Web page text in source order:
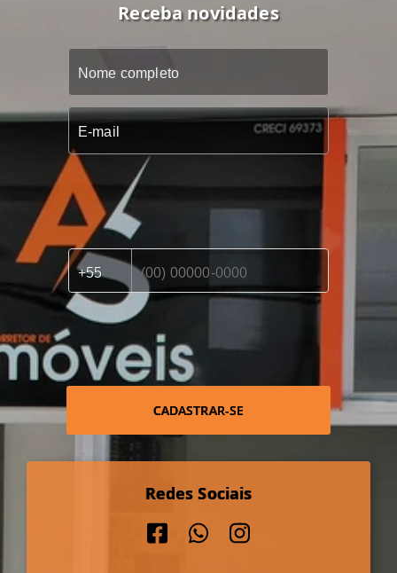
Receba novidades
CADASTRAR-SE
Redes Sociais